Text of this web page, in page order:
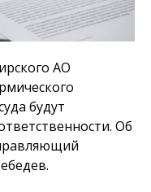
АО
будут
Об